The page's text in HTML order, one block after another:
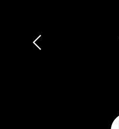
Vorherigen